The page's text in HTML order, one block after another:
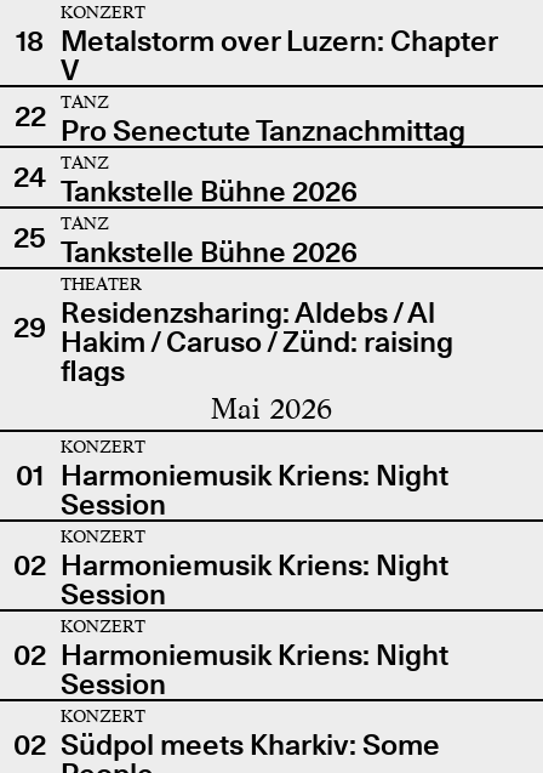
18
KONZERT
Metalstorm over Luzern: Chapter
V
22
TANZ
Pro Senectute Tanznachmittag
24
TANZ
Tankstelle Bühne 2026
25
TANZ
Tankstelle Bühne 2026
29
THEATER
Residenzsharing: Aldebs / Al
Hakim / Caruso / Zünd: raising
flags
Mai 2026
01
KONZERT
Harmoniemusik Kriens: Night
Session
02
KONZERT
Harmoniemusik Kriens: Night
Session
02
KONZERT
Harmoniemusik Kriens: Night
Session
02
KONZERT
Südpol meets Kharkiv: Some